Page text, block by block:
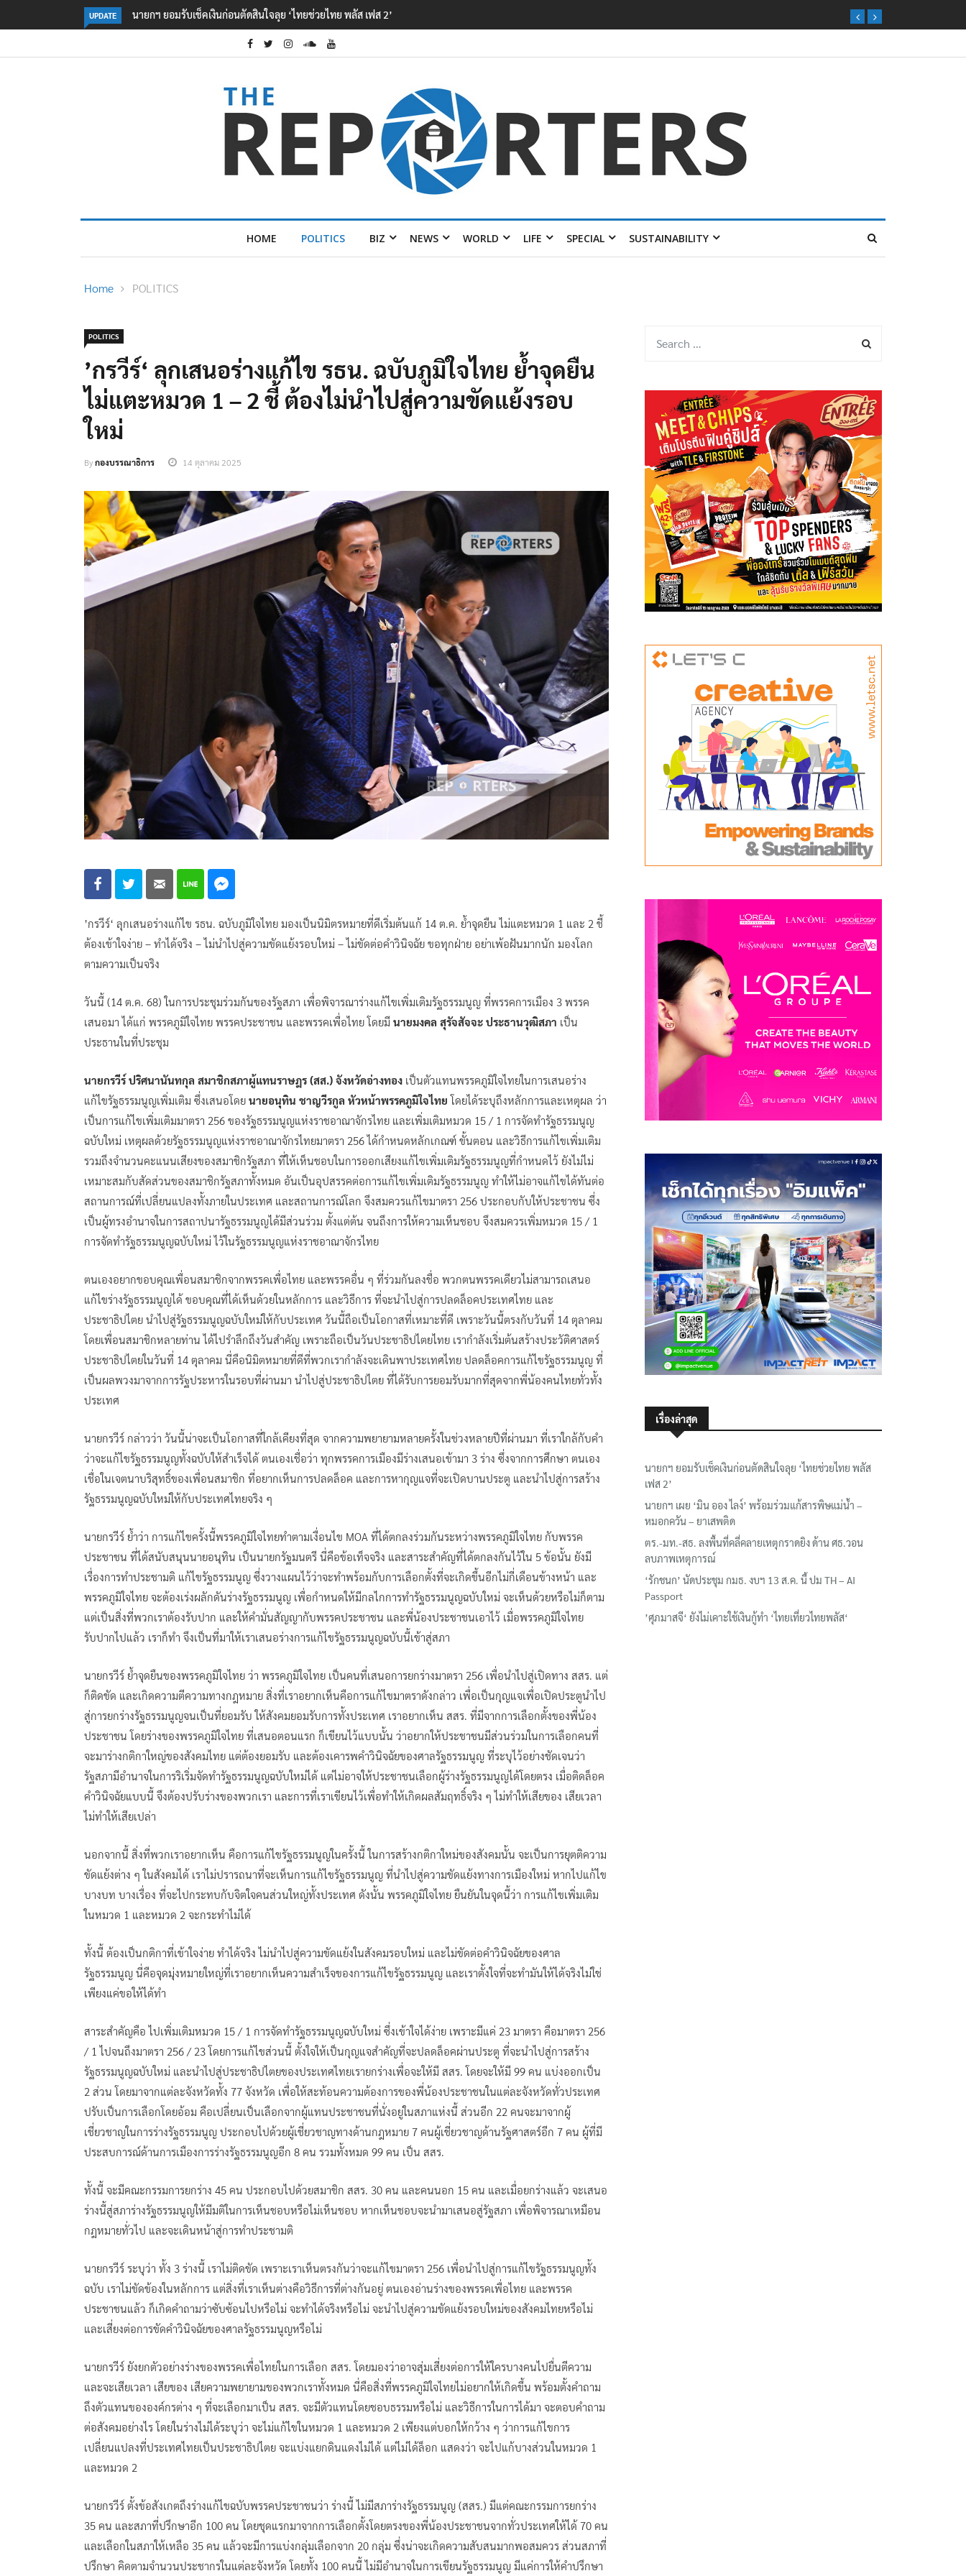
UPDATE นายกฯ เผย ‘มิน ออง ไลง์’ พร้อมร่วมแก้สารพิษแม่น้ำ – หมอกควัน – ยาเสพติด
HOME POLITICS BIZ NEWS WORLD LIFE SPECIAL SUSTAINABILITY
Home POLITICS
POLITICS
’กรวีร์‘ ลุกเสนอร่างแก้ไข รธน. ฉบับภูมิใจไทย ย้ำจุดยืน
ไม่แตะหมวด 1 – 2 ชี้ ต้องไม่นำไปสู่ความขัดแย้งรอบ
ใหม่
Byกองบรรณาธิการ 14 ตุลาคม 2025
’กรวีร์‘ ลุกเสนอร่างแก้ไข รธน. ฉบับภูมิใจไทย มองเป็นนิมิตรหมายที่ดีเริ่มต้นแก้ 14 ต.ค. ย้ำจุดยืน ไม่แตะหมวด 1 และ 2 ชี้
ต้องเข้าใจง่าย – ทำได้จริง – ไม่นำไปสู่ความขัดแย้งรอบใหม่ – ไม่ขัดต่อคำวินิจฉัย ขอทุกฝ่าย อย่าเพ้อฝันมากนัก มองโลก
ตามความเป็นจริง
วันนี้ (14 ต.ค. 68) ในการประชุมร่วมกันของรัฐสภา เพื่อพิจารณาร่างแก้ไขเพิ่มเติมรัฐธรรมนูญ ที่พรรคการเมือง 3 พรรค
เสนอมา ได้แก่ พรรคภูมิใจไทย พรรคประชาชน และพรรคเพื่อไทย โดยมี นายมงคล สุรัจสัจจะ ประธานวุฒิสภา เป็น
ประธานในที่ประชุม
นายกรวีร์ ปริศนานันทกุล สมาชิกสภาผู้แทนราษฎร (สส.) จังหวัดอ่างทอง เป็นตัวแทนพรรคภูมิใจไทยในการเสนอร่าง
แก้ไขรัฐธรรมนูญเพิ่มเติม ซึ่งเสนอโดย นายอนุทิน ชาญวีรกูล หัวหน้าพรรคภูมิใจไทย โดยได้ระบุถึงหลักการและเหตุผล ว่า
เป็นการแก้ไขเพิ่มเติมมาตรา 256 ของรัฐธรรมนูญแห่งราชอาณาจักรไทย และเพิ่มเติมหมวด 15 / 1 การจัดทำรัฐธรรมนูญ
ฉบับใหม่ เหตุผลด้วยรัฐธรรมนูญแห่งราชอาณาจักรไทยมาตรา 256 ได้กำหนดหลักเกณฑ์ ขั้นตอน และวิธีการแก้ไขเพิ่มเติม
รวมถึงจำนวนคะแนนเสียงของสมาชิกรัฐสภา ที่ให้เห็นชอบในการออกเสียงแก้ไขเพิ่มเติมรัฐธรรมนูญที่กำหนดไว้ ยังไม่ไม่
เหมาะสมกับสัดส่วนของสมาชิกรัฐสภาทั้งหมด อันเป็นอุปสรรคต่อการแก้ไขเพิ่มเติมรัฐธรรมนูญ ทำให้ไม่อาจแก้ไขได้ทันต่อ
สถานการณ์ที่เปลี่ยนแปลงทั้งภายในประเทศ และสถานการณ์โลก จึงสมควรแก้ไขมาตรา 256 ประกอบกับให้ประชาชน ซึ่ง
เป็นผู้ทรงอำนาจในการสถาปนารัฐธรรมนูญได้มีส่วนร่วม ตั้งแต่ต้น จนถึงการให้ความเห็นชอบ จึงสมควรเพิ่มหมวด 15 / 1
การจัดทำรัฐธรรมนูญฉบับใหม่ ไว้ในรัฐธรรมนูญแห่งราชอาณาจักรไทย
ตนเองอยากขอบคุณเพื่อนสมาชิกจากพรรคเพื่อไทย และพรรคอื่น ๆ ที่ร่วมกันลงชื่อ พวกตนพรรคเดียวไม่สามารถเสนอ
แก้ไขร่างรัฐธรรมนูญได้ ขอบคุณที่ได้เห็นด้วยในหลักการ และวิธีการ ที่จะนำไปสู่การปลดล็อคประเทศไทย และ
ประชาธิปไตย นำไปสู่รัฐธรรมนูญฉบับใหม่ให้กับประเทศ วันนี้ถือเป็นโอกาสที่เหมาะที่ดี เพราะวันนี้ตรงกับวันที่ 14 ตุลาคม
โดยเพื่อนสมาชิกหลายท่าน ได้ไปรำลึกถึงวันสำคัญ เพราะถือเป็นวันประชาธิปไตยไทย เรากำลังเริ่มต้นสร้างประวัติศาสตร์
ประชาธิปไตยในวันที่ 14 ตุลาคม นี่คือนิมิตหมายที่ดีที่พวกเรากำลังจะเดินพาประเทศไทย ปลดล็อคการแก้ไขรัฐธรรมนูญ ที่
เป็นผลพวงมาจากการรัฐประหารในรอบที่ผ่านมา นำไปสู่ประชาธิปไตย ที่ได้รับการยอมรับมากที่สุดจากพี่น้องคนไทยทั่วทั้ง
ประเทศ
นายกรวีร์ กล่าวว่า วันนี้น่าจะเป็นโอกาสที่ใกล้เคียงที่สุด จากความพยายามหลายครั้งในช่วงหลายปีที่ผ่านมา ที่เราใกล้กับคำ
ว่าจะแก้ไขรัฐธรรมนูญทั้งฉบับให้สำเร็จได้ ตนเองเชื่อว่า ทุกพรรคการเมืองมีร่างเสนอเข้ามา 3 ร่าง ซึ่งจากการศึกษา ตนเอง
เชื่อในเจตนาบริสุทธิ์ของเพื่อนสมาชิก ที่อยากเห็นการปลดล็อค และการหากุญแจที่จะเปิดบานประตู และนำไปสู่การสร้าง
รัฐธรรมนูญฉบับใหม่ให้กับประเทศไทยจริง ๆ
นายกรวีร์ ย้ำว่า การแก้ไขครั้งนี้พรรคภูมิใจไทยทำตามเงื่อนไข MOA ที่ได้ตกลงร่วมกันระหว่างพรรคภูมิใจไทย กับพรรค
ประชาชน ที่ได้สนับสนุนนายอนุทิน เป็นนายกรัฐมนตรี นี่คือข้อเท็จจริง และสาระสำคัญที่ได้ตกลงกันไว้ใน 5 ข้อนั้น ยังมี
เรื่องการทำประชามติ แก้ไขรัฐธรรมนูญ ซึ่งวางแผนไว้ว่าจะทำพร้อมกับการเลือกตั้งที่จะเกิดขึ้นอีกไม่กี่เดือนข้างหน้า และ
พรรคภูมิใจไทย จะต้องเร่งผลักดันร่างรัฐธรรมนูญ เพื่อกำหนดให้มีกลไกการทำรัฐธรรมนูญฉบับใหม่ จะเห็นด้วยหรือไม่ก็ตาม
แต่เป็นสิ่งที่พวกเราต้องรับปาก และให้คำมั่นสัญญากับพรรคประชาชน และพี่น้องประชาชนเอาไว้ เมื่อพรรคภูมิใจไทย
รับปากไปแล้ว เราก็ทำ จึงเป็นที่มาให้เราเสนอร่างการแก้ไขรัฐธรรมนูญฉบับนี้เข้าสู่สภา
นายกรวีร์ ย้ำจุดยืนของพรรคภูมิใจไทย ว่า พรรคภูมิใจไทย เป็นคนที่เสนอการยกร่างมาตรา 256 เพื่อนำไปสู่เปิดทาง สสร. แต่
ก็ติดขัด และเกิดความตีความทางกฎหมาย สิ่งที่เราอยากเห็นคือการแก้ไขมาตราดังกล่าว เพื่อเป็นกุญแจเพื่อเปิดประตูนำไป
สู่การยกร่างรัฐธรรมนูญจนเป็นที่ยอมรับ ให้สังคมยอมรับการทั้งประเทศ เราอยากเห็น สสร. ที่มีจากการเลือกตั้งของพี่น้อง
ประชาชน โดยร่างของพรรคภูมิใจไทย ที่เสนอตอนแรก ก็เขียนไว้แบบนั้น ว่าอยากให้ประชาชนมีส่วนร่วมในการเลือกคนที่
จะมาร่างกติกาใหญ่ของสังคมไทย แต่ต้องยอมรับ และต้องเคารพคำวินิจฉัยของศาลรัฐธรรมนูญ ที่ระบุไว้อย่างชัดเจนว่า
รัฐสภามีอำนาจในการริเริ่มจัดทำรัฐธรรมนูญฉบับใหม่ได้ แต่ไม่อาจให้ประชาชนเลือกผู้ร่างรัฐธรรมนูญได้โดยตรง เมื่อติดล็อค
คำวินิจฉัยแบบนี้ จึงต้องปรับร่างของพวกเรา และการที่เราเขียนไว้เพื่อทำให้เกิดผลสัมฤทธิ์จริง ๆ ไม่ทำให้เสียของ เสียเวลา
ไม่ทำให้เสียเปล่า
นอกจากนี้ สิ่งที่พวกเราอยากเห็น คือการแก้ไขรัฐธรรมนูญในครั้งนี้ ในการสร้างกติกาใหม่ของสังคมนั้น จะเป็นการยุตติความ
ขัดแย้งต่าง ๆ ในสังคมได้ เราไม่ปรารถนาที่จะเห็นการแก้ไขรัฐธรรมนูญ ที่นำไปสู่ความขัดแย้งทางการเมืองใหม่ หากไปแก้ไข
บางบท บางเรื่อง ที่จะไปกระทบกับจิตใจคนส่วนใหญ่ทั้งประเทศ ดังนั้น พรรคภูมิใจไทย ยืนยันในจุดนี้ว่า การแก้ไขเพิ่มเติม
ในหมวด 1 และหมวด 2 จะกระทำไม่ได้
ทั้งนี้ ต้องเป็นกติกาที่เข้าใจง่าย ทำได้จริง ไม่นำไปสู่ความขัดแย้งในสังคมรอบใหม่ และไม่ขัดต่อคำวินิจฉัยของศาล
รัฐธรรมนูญ นี่คือจุดมุ่งหมายใหญ่ที่เราอยากเห็นความสำเร็จของการแก้ไขรัฐธรรมนูญ และเราตั้งใจที่จะทำมันให้ได้จริงไม่ใช่
เพียงแค่ขอให้ได้ทำ
สาระสำคัญคือ ไปเพิ่มเติมหมวด 15 / 1 การจัดทำรัฐธรรมนูญฉบับใหม่ ซึ่งเข้าใจได้ง่าย เพราะมีแค่ 23 มาตรา คือมาตรา 256
/ 1 ไปจนถึงมาตรา 256 / 23 โดยการแก้ไขส่วนนี้ ตั้งใจให้เป็นกุญแจสำคัญที่จะปลดล็อคผ่านประตู ที่จะนำไปสู่การสร้าง
รัฐธรรมนูญฉบับใหม่ และนำไปสู่ประชาธิปไตยของประเทศไทยเรายกร่างเพื่อจะให้มี สสร. โดยจะให้มี 99 คน แบ่งออกเป็น
2 ส่วน โดยมาจากแต่ละจังหวัดทั้ง 77 จังหวัด เพื่อให้สะท้อนความต้องการของพี่น้องประชาชนในแต่ละจังหวัดทั่วประเทศ
ปรับเป็นการเลือกโดยอ้อม คือเปลี่ยนเป็นเลือกจากผู้แทนประชาชนที่นั่งอยู่ในสภาแห่งนี้ ส่วนอีก 22 คนจะมาจากผู้
เชี่ยวชาญในการร่างรัฐธรรมนูญ ประกอบไปด้วยผู้เชี่ยวชาญทางด้านกฎหมาย 7 คนผู้เชี่ยวชาญด้านรัฐศาสตร์อีก 7 คน ผู้ที่มี
ประสบการณ์ด้านการเมืองการร่างรัฐธรรมนูญอีก 8 คน รวมทั้งหมด 99 คน เป็น สสร.
ทั้งนี้ จะมีคณะกรรมการยกร่าง 45 คน ประกอบไปด้วยสมาชิก สสร. 30 คน และคนนอก 15 คน และเมื่อยกร่างแล้ว จะเสนอ
ร่างนี้สู่สภาร่างรัฐธรรมนูญให้มีมติในการเห็นชอบหรือไม่เห็นชอบ หากเห็นชอบจะนำมาเสนอสู่รัฐสภา เพื่อพิจารณาเหมือน
กฎหมายทั่วไป และจะเดินหน้าสู่การทำประชามติ
นายกรวีร์ ระบุว่า ทั้ง 3 ร่างนี้ เราไม่ติดขัด เพราะเราเห็นตรงกันว่าจะแก้ไขมาตรา 256 เพื่อนำไปสู่การแก้ไขรัฐธรรมนูญทั้ง
ฉบับ เราไม่ขัดข้องในหลักการ แต่สิ่งที่เราเห็นต่างคือวิธีการที่ต่างกันอยู่ ตนเองอ่านร่างของพรรคเพื่อไทย และพรรค
ประชาชนแล้ว ก็เกิดคำถามว่าซับซ้อนไปหรือไม่ จะทำได้จริงหรือไม่ จะนำไปสู่ความขัดแย้งรอบใหม่ของสังคมไทยหรือไม่
และเสี่ยงต่อการขัดคำวินิจฉัยของศาลรัฐธรรมนูญหรือไม่
นายกรวีร์ ยังยกตัวอย่างร่างของพรรคเพื่อไทยในการเลือก สสร. โดยมองว่าอาจสุ่มเสี่ยงต่อการให้ใครบางคนไปยื่นตีความ
และจะเสียเวลา เสียของ เสียความพยายามของพวกเราทั้งหมด นี่คือสิ่งที่พรรคภูมิใจไทยไม่อยากให้เกิดขึ้น พร้อมตั้งคำถาม
ถึงตัวแทนขององค์กรต่าง ๆ ที่จะเลือกมาเป็น สสร. จะมีตัวแทนโดยชอบธรรมหรือไม่ และวิธีการในการได้มา จะตอบคำถาม
ต่อสังคมอย่างไร โดยในร่างไม่ได้ระบุว่า จะไม่แก้ไขในหมวด 1 และหมวด 2 เพียงแต่บอกให้กว้าง ๆ ว่าการแก้ไขการ
เปลี่ยนแปลงที่ประเทศไทยเป็นประชาธิปไตย จะแบ่งแยกดินแดงไม่ได้ แต่ไม่ได้ล็อก แสดงว่า จะไปแก้บางส่วนในหมวด 1
และหมวด 2
นายกรวีร์ ตั้งข้อสังเกตถึงร่างแก้ไขฉบับพรรคประชาชนว่า ร่างนี้ ไม่มีสภาร่างรัฐธรรมนูญ (สสร.) มีแต่คณะกรรมการยกร่าง
35 คน และสภาที่ปรึกษาอีก 100 คน โดยชุดแรกมาจากการเลือกตั้งโดยตรงของพี่น้องประชาชนจากทั่วประเทศให้ได้ 70 คน
และเลือกในสภาให้เหลือ 35 คน แล้วจะมีการแบ่งกลุ่มเลือกจาก 20 กลุ่ม ซึ่งน่าจะเกิดความสับสนมากพอสมควร ส่วนสภาที่
ปรึกษา คิดตามจำนวนประชากรในแต่ละจังหวัด โดยทั้ง 100 คนนี้ ไม่มีอำนาจในการเขียนรัฐธรรมนูญ มีแค่การให้คำปรึกษา
เรื่องล่าสุด
นายกฯ ยอมรับเช็คเงินก่อนตัดสินใจลุย ‘ไทยช่วยไทย พลัส
เฟส 2’
นายกฯ เผย ‘มิน ออง ไลง์’ พร้อมร่วมแก้สารพิษแม่น้ำ –
หมอกควัน – ยาเสพติด
ตร.-มท.-สธ. ลงพื้นที่คลี่คลายเหตุกราดยิง ด้าน ศธ.วอน
ลบภาพเหตุการณ์
‘รักชนก’ นัดประชุม กมธ. งบฯ 13 ส.ค. นี้ ปม TH – AI
Passport
’ศุภมาสจี‘ ยังไม่เคาะใช้เงินกู้ทำ ‘ไทยเที่ยวไทยพลัส‘